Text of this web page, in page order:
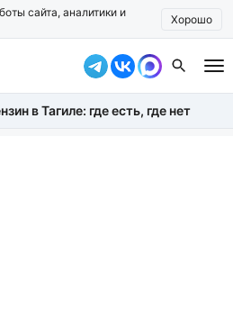
сайта, аналитики и
Хорошо
в Тагиле: где есть, где нет